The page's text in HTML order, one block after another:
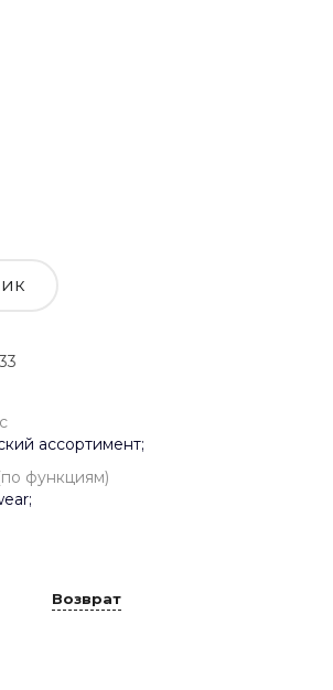
ассортимент;
функциям)
Возврат